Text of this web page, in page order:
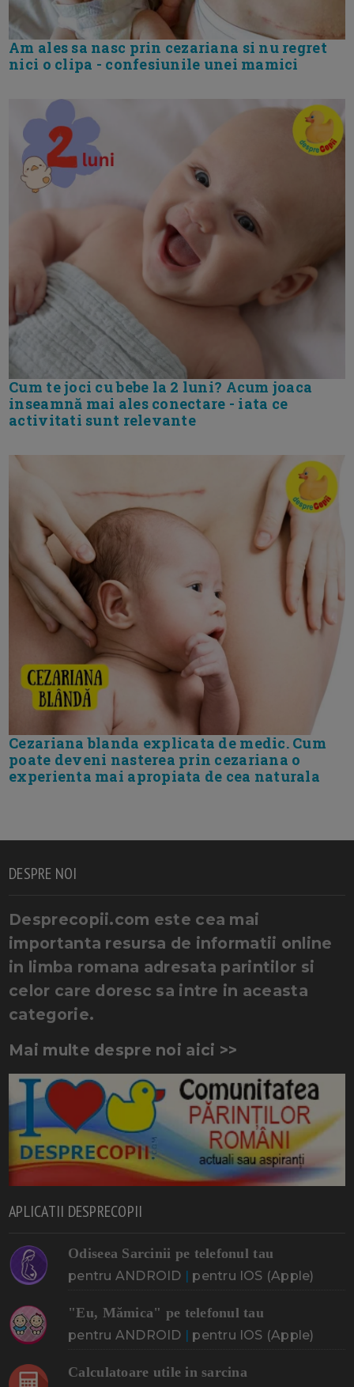
Am ales sa nasc prin cezariana si nu regret
nici o clipa - confesiunile unei mamici
Cum te joci cu bebe la 2 luni? Acum joaca
inseamnă mai ales conectare - iata ce
activitati sunt relevante
Cezariana blanda explicata de medic. Cum
poate deveni nasterea prin cezariana o
experienta mai apropiata de cea naturala
DESPRE NOI
Desprecopii.com este cea mai
importanta resursa de informatii online
in limba romana adresata parintilor si
celor care doresc sa intre in aceasta
categorie.
Mai multe despre noi aici >>
APLICATII DESPRECOPII
Odiseea Sarcinii pe telefonul tau
pentru ANDROID | pentru IOS (Apple)
"Eu, Mămica" pe telefonul tau
pentru ANDROID | pentru IOS (Apple)
Calculatoare utile in sarcina